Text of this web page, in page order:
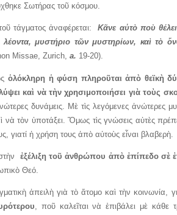
Σωτήρας τοῦ κόσμου.
ἀναφέρεται:Κᾶνε αὐτὸ ποὺ
μυστήριο τῶν μυστηρίων, καὶ τὸ
Missae, Zurich, a. 19-20).
ὁλόκληρη ἡ φύση πληροῦται ἀπὸ θεϊκὴ
καὶ νὰ τὴν χρησιμοποιήσει γιὰ τοὺς
δυνάμεις. Μὲ τὶς λεγόμενες ἀνώτερες
τὸν ὑποτάξει. Ὅμως τὶς γνώσεις αὐτὲς
γιατί ἡ χρήση τους ἀπὸ αὐτοὺς εἶναι βλαβερὴ.
ἐξέλιξη τοῦ ἀνθρώπου ἀπὸ ἐπίπεδο σὲ
Θεό.
γιὰ τὸ ἄτομο καὶ τὴν κοινωνία,
, ποῦ καλεῖται νὰ ἐπιβάλει μὲ κάθε